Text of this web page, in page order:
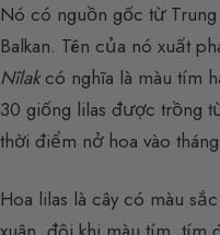
Nó có nguồn gốc từ
Balkan. Tên của nó xuất
Nîlakcó nghĩa là màu tím
30 giống lilas được trồng
thời điểm nở hoa vào
Hoa lilas là cây có màu